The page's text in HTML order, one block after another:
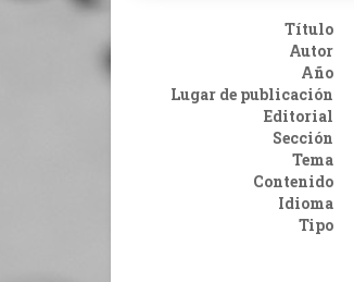
Título
Autor
Año
Lugar de publicación
Editorial
Sección
Tema
Contenido
Idioma
Tipo